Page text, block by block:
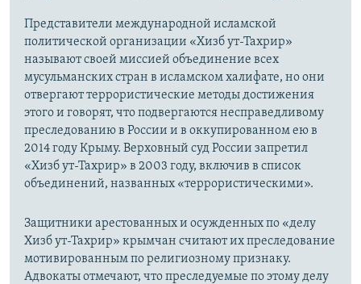
Представители международной исламской
политической организации «Хизб ут-Тахрир»
называют своей миссией объединение всех
мусульманских стран в исламском халифате, но они
отвергают террористические методы достижения
этого и говорят, что подвергаются несправедливому
преследованию в России и в оккупированном ею в
2014 году Крыму. Верховный суд России запретил
«Хизб ут-Тахрир» в 2003 году, включив в список
объединений, названных «террористическими».
Защитники арестованных и осужденных по «делу
Хизб ут-Тахрир» крымчан считают их преследование
мотивированным по религиозному признаку.
Адвокаты отмечают, что преследуемые по этому делу